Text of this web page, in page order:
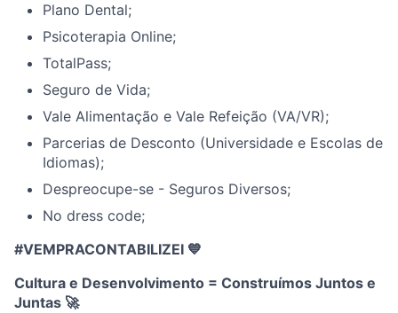
Plano Dental;
Psicoterapia Online;
TotalPass;
Seguro de Vida;
Vale Alimentação e Vale Refeição (VA/VR);
Parcerias de Desconto (Universidade e Escolas de
Idiomas);
Despreocupe-se - Seguros Diversos;
No dress code;
#VEMPRACONTABILIZEI 💙
Cultura e Desenvolvimento = Construímos Juntos e
Juntas 🚀